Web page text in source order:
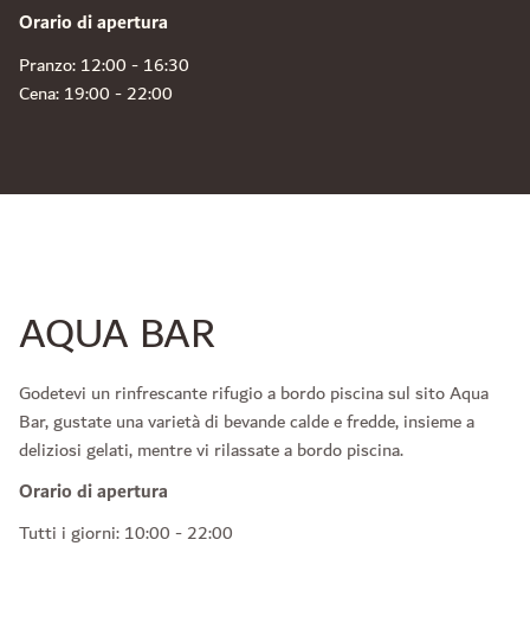
Orario di apertura
Pranzo: 12:00 - 16:30
Cena: 19:00 - 22:00
AQUA BAR
Godetevi un rinfrescante rifugio a bordo piscina sul sito Aqua
Bar, gustate una varietà di bevande calde e fredde, insieme a
deliziosi gelati, mentre vi rilassate a bordo piscina.
Orario di apertura
Tutti i giorni: 10:00 - 22:00